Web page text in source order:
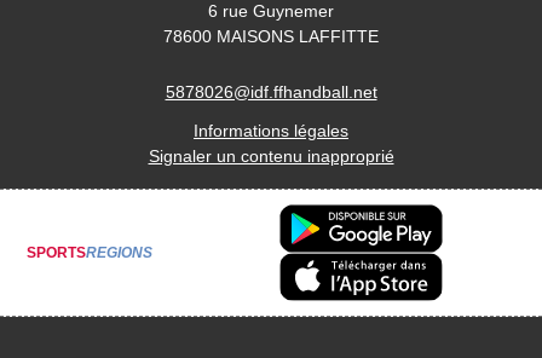
6 rue Guynemer
78600 MAISONS LAFFITTE
5878026@idf.ffhandball.net
Informations légales
Signaler un contenu inapproprié
SPORTSREGIONS